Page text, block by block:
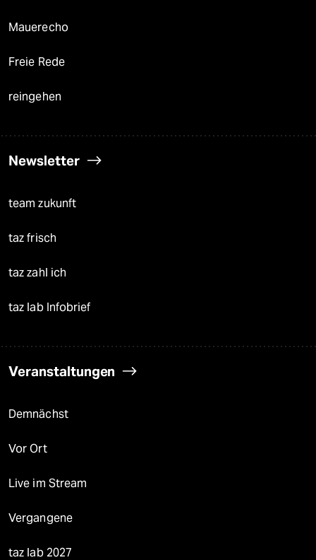
Mauerecho
Freie Rede
reingehen
Newsletter
team zukunft
taz frisch
taz zahl ich
taz lab Infobrief
Veranstaltungen
Demnächst
Vor Ort
Live im Stream
Vergangene
taz lab 2027